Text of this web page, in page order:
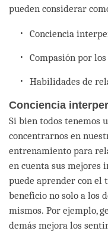
pueden considerar
Conciencia
Compasión por los
Habilidades de
Conciencia
Si bien todos tenemos
concentrarnos en
entrenamiento para
en cuenta sus mejores
puede aprender con el
beneficio no solo a los
mismos. Por ejemplo,
demás mejora los